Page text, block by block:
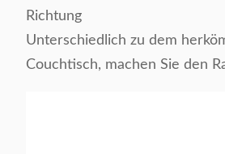
Richtung
Unterschiedlich zu dem
Couchtisch, machen Sie den